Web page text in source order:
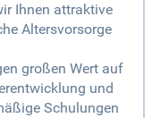
Ihnen attraktive
Altersvorsorge
großen Wert auf
und
Schulungen